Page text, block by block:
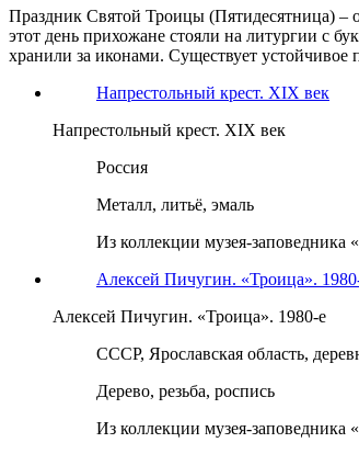
Праздник Святой Троицы (Пятидесятница) –
этот день прихожане стояли на литургии с
хранили за иконами. Существует
Напрестольный крест. XIX век
Напрестольный крест. XIX век
Россия
Металл, литьё, эмаль
Из коллекции музея-заповедника
Алексей Пичугин. «Троица».
Алексей Пичугин. «Троица». 1980-е
СССР, Ярославская область,
Дерево, резьба, роспись
Из коллекции музея-заповедника